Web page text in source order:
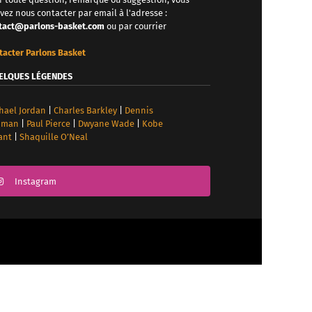
nous contacter par email à l'adresse :
basket.com ou par courrier
Parlons Basket
LÉGENDES
Jordan Charles Barkley| Dennis
Paul Pierce| Dwyane Wade| Kobe
Shaquille O’Neal
Instagram